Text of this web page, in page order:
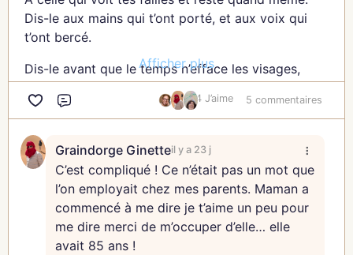
Ma fille, sache que l’autocompassion te rend plus
forte, et non plus faible. Elle t’aide à traverser les
épreuves avec une base solide d’amour et de
respect pour toi-même. Elle te permet de rebondir
avec plus de sérénité et de courage. 🌳
En cultivant cette pratique, tu remarqueras que ta
relation avec toi-même change. Tu deviens une
alliée de toi-même, quelqu’un sur qui tu peux
compter en toutes circonstances. Cette relation
est la fondation de ta confiance en toi et de ton
épanouissement. 🌈
L’autocompassion est un voyage, pas une
Dis-le aux mains qui t’ont porté, et aux voix qui
t’ont bercé.
Dis-le avant que le temps n’efface les visages,
avant que les absences ne pèsent plus lourd que
les présences. Dis-le sans raison, sans occasion.
Pour rien, pour tout.
Parce que l’amour ne se devine pas toujours, et
qu’un “je t’aime” prononcé est un phare dans la
Jacqueline
Afficher plus
4 J’aime 5 commentaires
Graindorge Ginetteil y a 23 j
C’est compliqué ! Ce n’était pas un mot que
l’on employait chez mes parents. Maman a
commencé à me dire je t’aime un peu pour
me dire merci de m’occuper d’elle… elle
avait 85 ans !